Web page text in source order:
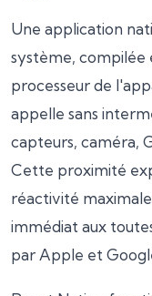
Une application
système, compilée
processeur de
appelle sans
capteurs, caméra,
Cette proximité
réactivité
immédiat aux
par Apple et